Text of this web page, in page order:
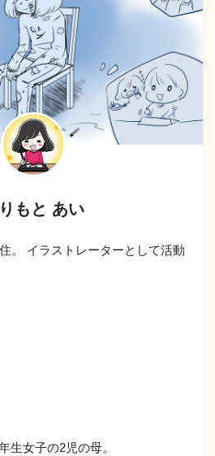
もと あい
。 イラストレーターとして活動
生女子の2児の母。